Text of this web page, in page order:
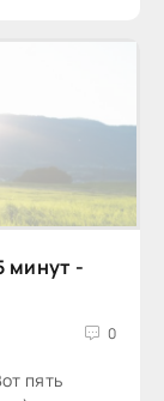
минут -
0
пять